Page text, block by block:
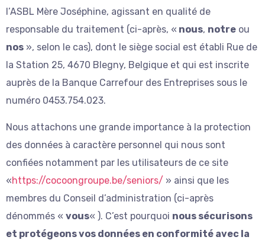
l’ASBL Mère Joséphine, agissant en qualité de
responsable du traitement (ci-après, « nous, notre ou
nos », selon le cas), dont le siège social est établi Rue de
la Station 25, 4670 Blegny, Belgique et qui est inscrite
auprès de la Banque Carrefour des Entreprises sous le
numéro 0453.754.023.
Nous attachons une grande importance à la protection
des données à caractère personnel qui nous sont
confiées notamment par les utilisateurs de ce site
«https://cocoongroupe.be/seniors/ » ainsi que les
membres du Conseil d’administration (ci-après
dénommés « vous« ). C’est pourquoi nous sécurisons
et protégeons vos données en conformité avec la